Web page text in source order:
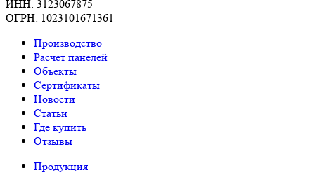
ИНН: 3123067875
ОГРН: 1023101671361
Производство
Расчет панелей
Объекты
Сертификаты
Новости
Статьи
Где купить
Отзывы
Продукция